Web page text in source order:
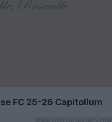
FC 25-26 Capitolium